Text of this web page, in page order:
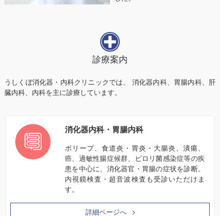
診療案内
うしくぼ消化器・内科クリニックでは、 消化器内科、胃腸内科、肝
臓内科、内科を主に診療しています。
消化器内科・胃腸内科
ポリープ、食道炎・胃炎・大腸炎、潰瘍、
癌、過敏性腸症候群、ピロリ菌感染症等の疾
患を中心に、消化器官・胃腸の症状を診断。
内視鏡検査・超音波検査も受診いただけま
す。
詳細ページへ